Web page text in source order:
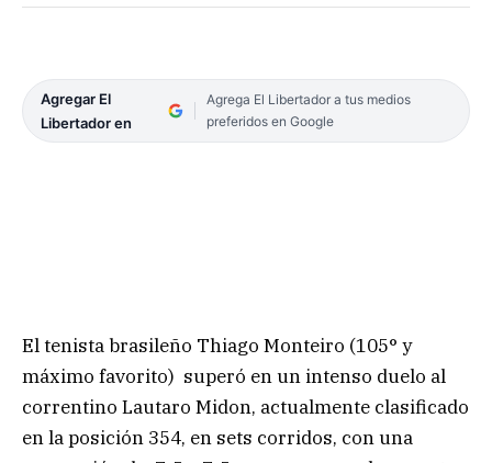
Agregar El
Libertador en
Agrega El Libertador a tus medios
preferidos en Google
El tenista brasileño Thiago Monteiro (105° y
máximo favorito) superó en un intenso duelo al
correntino Lautaro Midon, actualmente clasificado
en la posición 354, en sets corridos, con una